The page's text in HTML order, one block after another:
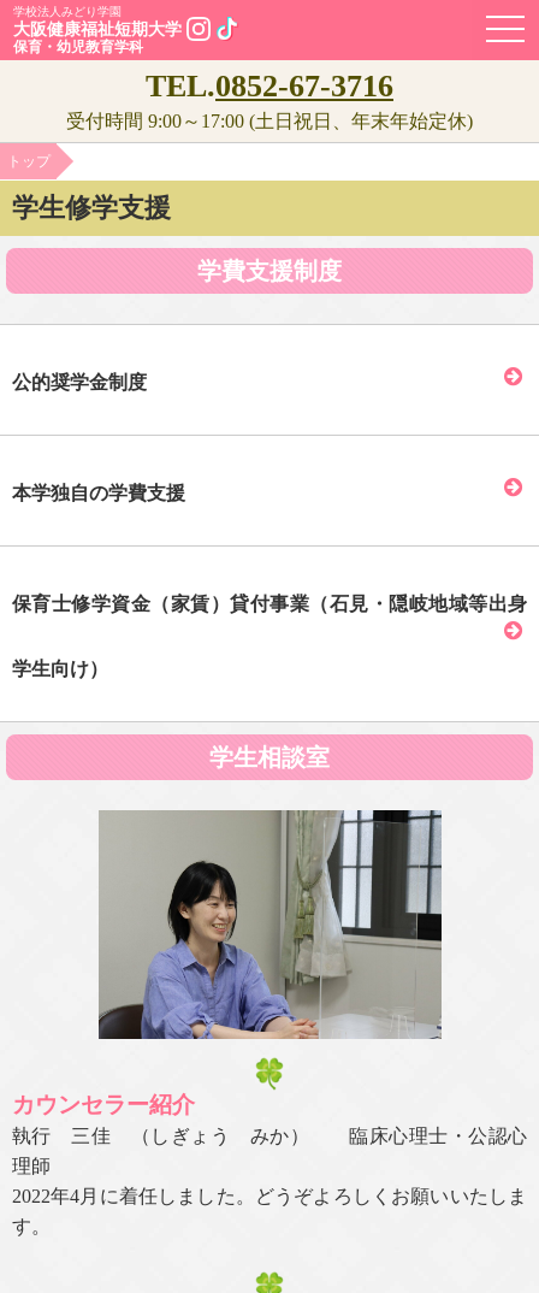
学校法人みどり学園
大阪健康福祉短期大学
保育・幼児教育学科
TEL.0852-67-3716
受付時間 9:00～17:00 (土日祝日、年末年始定休)
トップ
学生修学支援
学費支援制度
公的奨学金制度
本学独自の学費支援
保育士修学資金（家賃）貸付事業（石見・隠岐地域等出身
学生向け）
学生相談室
カウンセラー紹介
執行 三佳 （しぎょう みか） 臨床心理士・公認心
理師
2022年4月に着任しました。どうぞよろしくお願いいたしま
す。